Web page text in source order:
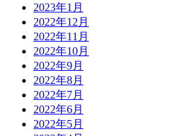
2023年1月
2022年12月
2022年11月
2022年10月
2022年9月
2022年8月
2022年7月
2022年6月
2022年5月